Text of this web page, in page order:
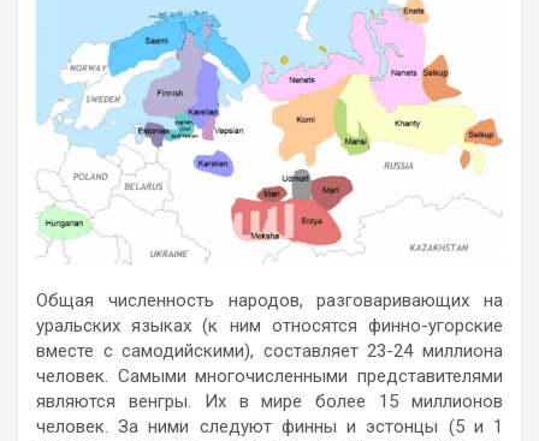
Общая численность народов, разговаривающих на
уральских языках (к ним относятся финно-угорские
вместе с самодийскими), составляет 23-24 миллиона
человек. Самыми многочисленными представителями
являются венгры. Их в мире более 15 миллионов
человек. За ними следуют финны и эстонцы (5 и 1